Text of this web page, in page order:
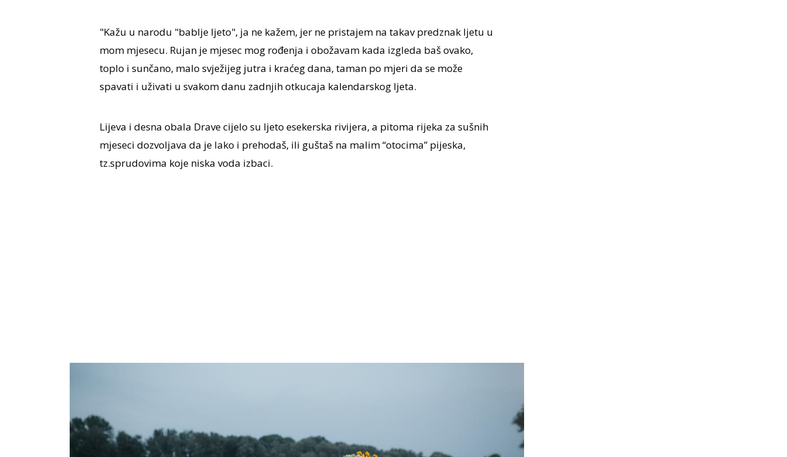
"Kažu u narodu "bablje ljeto", ja ne kažem, jer ne pristajem na takav predznak ljetu u
mom mjesecu. Rujan je mjesec mog rođenja i obožavam kada izgleda baš ovako,
toplo i sunčano, malo svježijeg jutra i kraćeg dana, taman po mjeri da se može
spavati i uživati u svakom danu zadnjih otkucaja kalendarskog ljeta.
Lijeva i desna obala Drave cijelo su ljeto esekerska rivijera, a pitoma rijeka za sušnih
mjeseci dozvoljava da je lako i prehodaš, ili guštaš na malim “otocima” pijeska,
tz.sprudovima koje niska voda izbaci.